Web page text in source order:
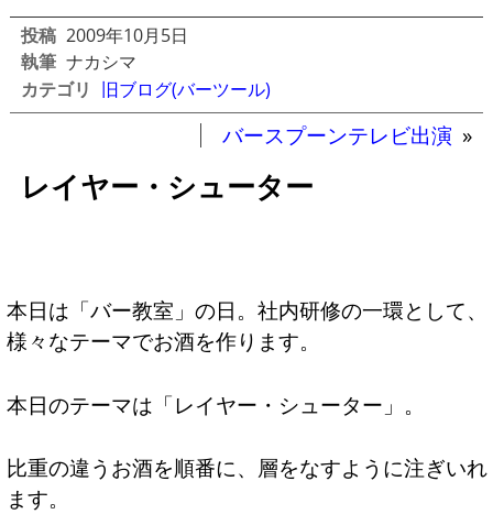
投稿 2009年10月5日
執筆 ナカシマ
カテゴリ 旧ブログ(バーツール)
バースプーンテレビ出演 »
レイヤー・シューター
本日は「バー教室」の日。社内研修の一環として、
様々なテーマでお酒を作ります。
本日のテーマは「レイヤー・シューター」。
比重の違うお酒を順番に、層をなすように注ぎいれ
ます。